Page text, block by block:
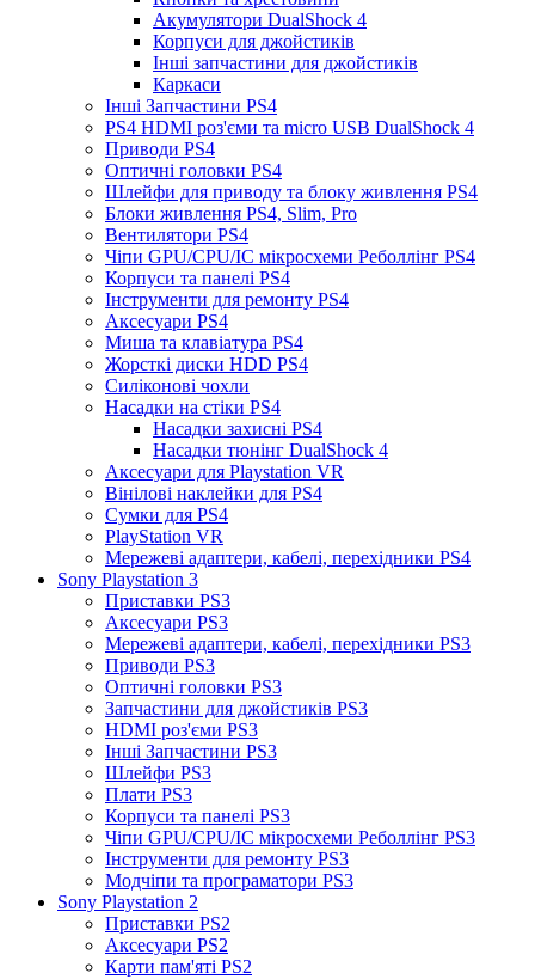
Акумулятори DualShock 4
Корпуси для джойстиків
Інші запчастини для джойстиків
Каркаси
Інші Запчастини PS4
PS4 HDMI роз'єми та micro USB DualShock 4
Приводи PS4
Оптичні головки PS4
Шлейфи для приводу та блоку живлення PS4
Блоки живлення PS4, Slim, Pro
Вентилятори PS4
Чіпи GPU/CPU/IC мікросхеми Реболлінг PS4
Корпуси та панелі PS4
Інструменти для ремонту PS4
Аксесуари PS4
Миша та клавіатура PS4
Жорсткі диски HDD PS4
Силіконові чохли
Насадки на стіки PS4
Насадки захисні PS4
Насадки тюнінг DualShock 4
Аксесуари для Playstation VR
Вінілові наклейки для PS4
Сумки для PS4
PlayStation VR
Мережеві адаптери, кабелі, перехідники PS4
Sony Playstation 3
Приставки PS3
Аксесуари PS3
Мережеві адаптери, кабелі, перехідники PS3
Приводи PS3
Оптичні головки PS3
Запчастини для джойстиків PS3
HDMI роз'єми PS3
Інші Запчастини PS3
Шлейфи PS3
Плати PS3
Корпуси та панелі PS3
Чіпи GPU/CPU/IC мікросхеми Реболлінг PS3
Інструменти для ремонту PS3
Модчіпи та програматори PS3
Sony Playstation 2
Приставки PS2
Аксесуари PS2
Карти пам'яті PS2